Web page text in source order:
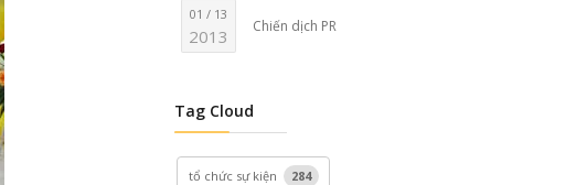
01 / 13
2013 Chiến dịch PR
Tag Cloud
tổ chức sự kiện 284